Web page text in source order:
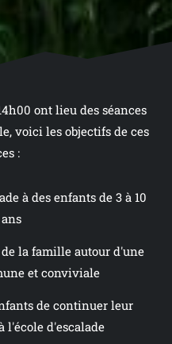
ont lieu des séances
voici les objectifs de ces
:
à des enfants de 3 à 10
ans
la famille autour d'une
et conviviale
de continuer leur
l'école d'escalade